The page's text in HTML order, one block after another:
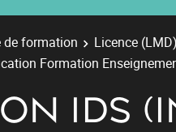
de formation Licence (LMD)
Formation
IDS